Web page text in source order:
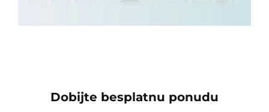
Dobijte besplatnu ponudu